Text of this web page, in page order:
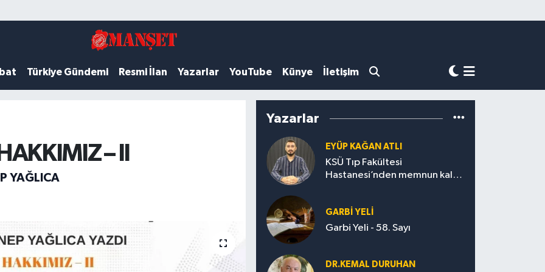
Türkiye Gündemi Resmi İlan Yazarlar YouTube Künye İletişim
– II
YAĞLICA
Yazarlar
EYÜP KAĞAN ATLI
KSÜ Tıp Fakültesi
Hastanesi’nden memnun kalan
GARBI YELI
Garbi Yeli - 58. Sayı
DR.KEMAL DURUHAN